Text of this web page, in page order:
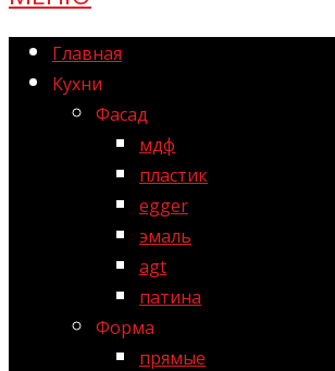
Главная
Кухни
Фасад
мдф
пластик
egger
эмаль
agt
патина
Форма
прямые